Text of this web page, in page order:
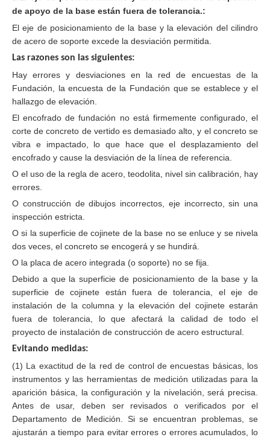
de apoyo de la base están fuera de tolerancia.:
El eje de posicionamiento de la base y la elevación del cilindro
de acero de soporte excede la desviación permitida.
Las razones son las siguientes:
Hay errores y desviaciones en la red de encuestas de la
Fundación, la encuesta de la Fundación que se establece y el
hallazgo de elevación.
El encofrado de fundación no está firmemente configurado, el
corte de concreto de vertido es demasiado alto, y el concreto se
vibra e impactado, lo que hace que el desplazamiento del
encofrado y cause la desviación de la línea de referencia.
O el uso de la regla de acero, teodolita, nivel sin calibración, hay
errores.
O construcción de dibujos incorrectos, eje incorrecto, sin una
inspección estricta.
O si la superficie de cojinete de la base no se enluce y se nivela
dos veces, el concreto se encogerá y se hundirá.
O la placa de acero integrada (o soporte) no se fija.
Debido a que la superficie de posicionamiento de la base y la
superficie de cojinete están fuera de tolerancia, el eje de
instalación de la columna y la elevación del cojinete estarán
fuera de tolerancia, lo que afectará la calidad de todo el
proyecto de instalación de construcción de acero estructural.
Evitando medidas:
(1) La exactitud de la red de control de encuestas básicas, los
instrumentos y las herramientas de medición utilizadas para la
aparición básica, la configuración y la nivelación, será precisa.
Antes de usar, deben ser revisados ​​o verificados por el
Departamento de Medición. Si se encuentran problemas, se
ajustarán a tiempo para evitar errores o errores acumulados, lo